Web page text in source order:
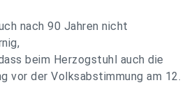
nach 90 Jahren nicht
beim Herzogstuhl auch die
vor der Volksabstimmung am 12.